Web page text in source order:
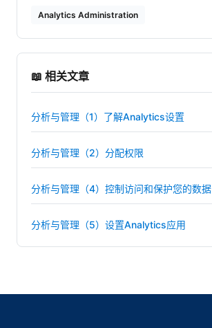
Analytics Administration
📖 相关文章
分析与管理（1）了解Analytics设置
分析与管理（2）分配权限
分析与管理（4）控制访问和保护您的数据
分析与管理（5）设置Analytics应用